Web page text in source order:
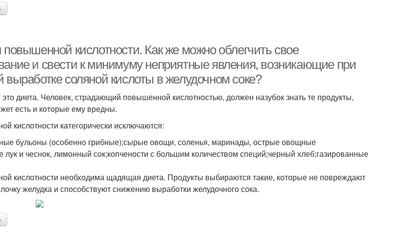
кислотности. Как же можно облегчить свое
и свести к минимуму неприятные явления, возникающие при
выработке соляной кислоты в желудочном соке?
диета. Человек, страдающий повышенной кислотностью, должен назубок знать те продукты,
есть и которые ему вредны.
кислотности категорически исключаются:
бульоны (особенно грибные);сырые овощи, соленья, маринады, острые овощные
лук и чеснок, лимонный сок;копчености с большим количеством специй;черный хлеб;газированные
кислотности необходима щадящая диета. Продукты выбираются такие, которые не повреждают
желудка и способствуют снижению выработки желудочного сока.